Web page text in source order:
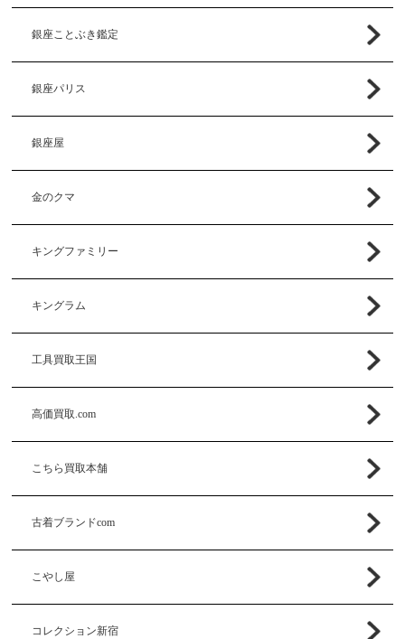
銀座ことぶき鑑定
銀座パリス
銀座屋
金のクマ
キングファミリー
キングラム
工具買取王国
高価買取.com
こちら買取本舗
古着ブランドcom
こやし屋
コレクション新宿